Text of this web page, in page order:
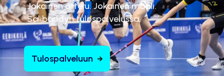
Jokainen ottelu. Jokainen maali.
Salibandyn tulospalvelussa.
Tulospalveluun